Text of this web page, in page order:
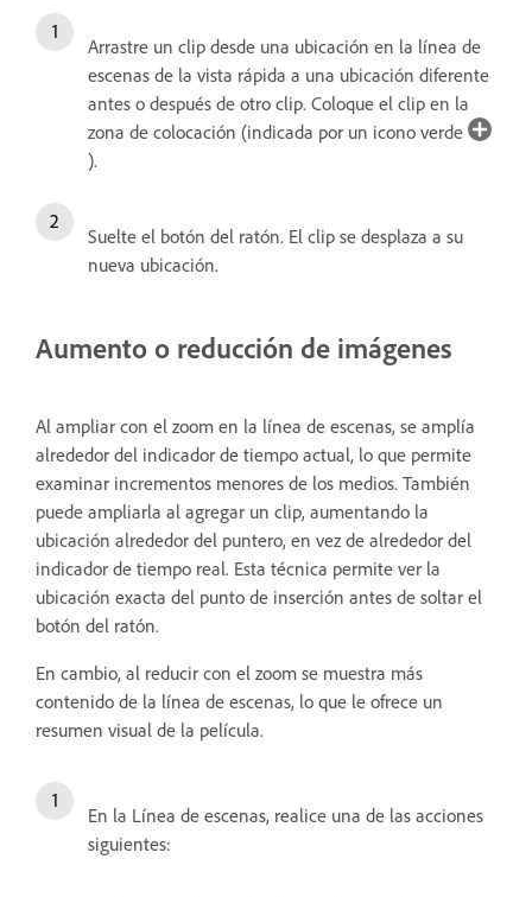
Arrastre un clip desde una ubicación en la línea de
escenas de la vista rápida a una ubicación diferente
antes o después de otro clip. Coloque el clip en la
zona de colocación (indicada por un icono verde
).
Suelte el botón del ratón. El clip se desplaza a su
nueva ubicación.
Aumento o reducción de imágenes
Al ampliar con el zoom en la línea de escenas, se amplía
alrededor del indicador de tiempo actual, lo que permite
examinar incrementos menores de los medios. También
puede ampliarla al agregar un clip, aumentando la
ubicación alrededor del puntero, en vez de alrededor del
indicador de tiempo real. Esta técnica permite ver la
ubicación exacta del punto de inserción antes de soltar el
botón del ratón.
En cambio, al reducir con el zoom se muestra más
contenido de la línea de escenas, lo que le ofrece un
resumen visual de la película.
En la Línea de escenas, realice una de las acciones
siguientes: